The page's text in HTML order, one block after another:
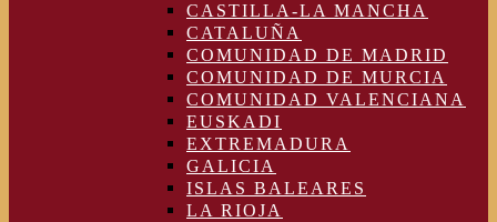
CASTILLA-LA MANCHA
CATALUÑA
COMUNIDAD DE MADRID
COMUNIDAD DE MURCIA
COMUNIDAD VALENCIANA
EUSKADI
EXTREMADURA
GALICIA
ISLAS BALEARES
LA RIOJA